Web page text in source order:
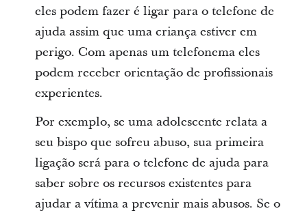
eles podem fazer é ligar para o telefone de
ajuda assim que uma criança estiver em
perigo. Com apenas um telefonema eles
podem receber orientação de profissionais
experientes.
Por exemplo, se uma adolescente relata a
seu bispo que sofreu abuso, sua primeira
ligação será para o telefone de ajuda para
saber sobre os recursos existentes para
ajudar a vítima a prevenir mais abusos. Se o